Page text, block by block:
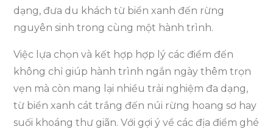
dạng, đưa du khách từ biển xanh đến rừng
nguyên sinh trong cùng một hành trình.
Việc lựa chọn và kết hợp hợp lý các điểm đến
không chỉ giúp hành trình ngắn ngày thêm trọn
vẹn mà còn mang lại nhiều trải nghiệm đa dạng,
từ biển xanh cát trắng đến núi rừng hoang sơ hay
suối khoáng thư giãn. Với gợi ý về các địa điểm ghé